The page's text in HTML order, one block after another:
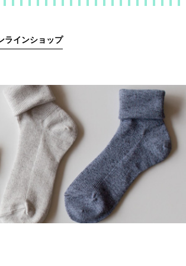
ラインショップ